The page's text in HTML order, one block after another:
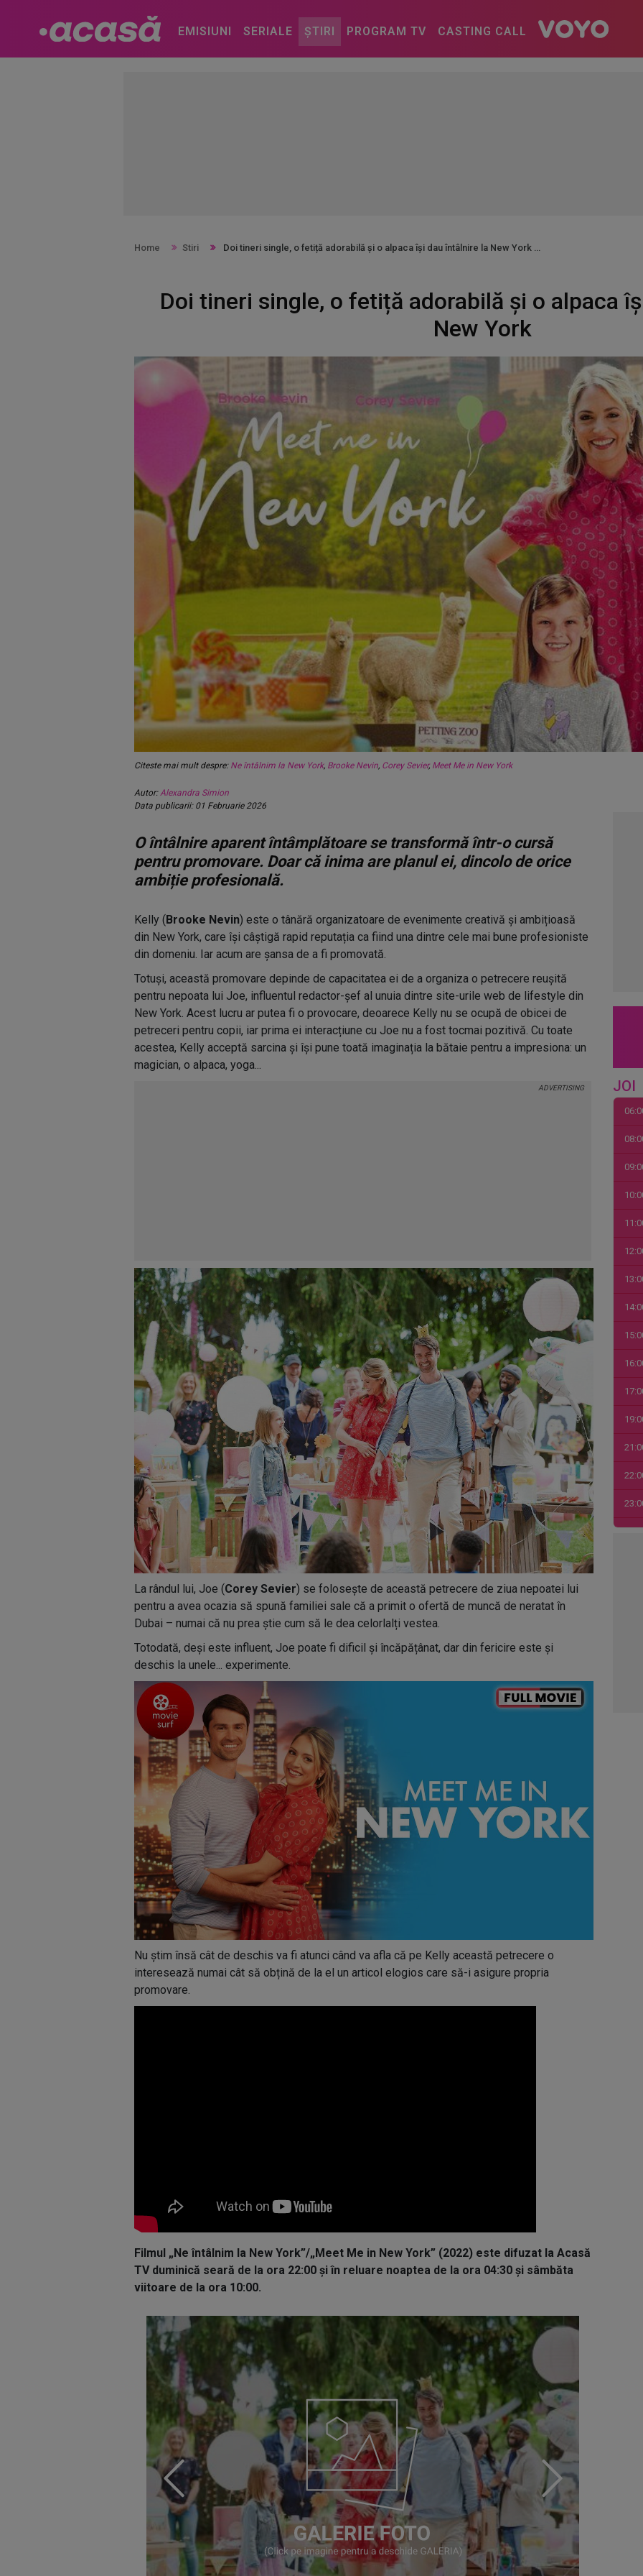
EMISIUNI SERIALE ȘTIRI PROGRAM TV CASTING CALL
Home Stiri Doi tineri single, o fetiță adorabilă și o alpaca își dau întâlnire la New York
Doi tineri single, o fetiță adorabilă și o alpaca
New York
Citeste mai mult despre: Ne întâlnim la New York, Brooke Nevin, Corey Sevier, Meet Me in New York
Autor:Alexandra Simion
Data publicarii: 01 Februarie 2026
O întâlnire aparent întâmplătoare se transformă într-o cursă
pentru promovare. Doar că inima are planul ei, dincolo de orice
ambiție profesională.
Kelly (Brooke Nevin) este o tânără organizatoare de evenimente creativă și ambițioasă
din New York, care își câștigă rapid reputația ca fiind una dintre cele mai bune profesioniste
din domeniu. Iar acum are șansa de a fi promovată.
Totuși, această promovare depinde de capacitatea ei de a organiza o petrecere reușită
pentru nepoata lui Joe, influentul redactor-șef al unuia dintre site-urile web de lifestyle din
New York. Acest lucru ar putea fi o provocare, deoarece Kelly nu se ocupă de obicei de
petreceri pentru copii, iar prima ei interacțiune cu Joe nu a fost tocmai pozitivă. Cu toate
acestea, Kelly acceptă sarcina și își pune toată imaginația la bătaie pentru a impresiona: un
magician, o alpaca, yoga...
La rândul lui, Joe (Corey Sevier) se folosește de această petrecere de ziua nepoatei lui
pentru a avea ocazia să spună familiei sale că a primit o ofertă de muncă de neratat în
Dubai – numai că nu prea știe cum să le dea celorlalți vestea.
Totodată, deși este influent, Joe poate fi dificil și încăpățânat, dar din fericire este și
deschis la unele... experimente.
Nu știm însă cât de deschis va fi atunci când va afla că pe Kelly această petrecere o
interesează numai cât să obțină de la el un articol elogios care să-i asigure propria
promovare.
Filmul „Ne întâlnim la New York”/„Meet Me in New York” (2022) este difuzat la Acasă
TV duminică seară de la ora 22:00 și în reluare noaptea de la ora 04:30 și sâmbăta
viitoare de la ora 10:00.
JOI